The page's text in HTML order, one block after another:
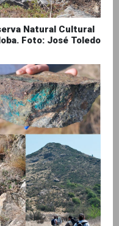
Natural Cultural
Foto: José Toledo